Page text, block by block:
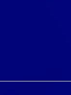
va­lin­to­ja­si